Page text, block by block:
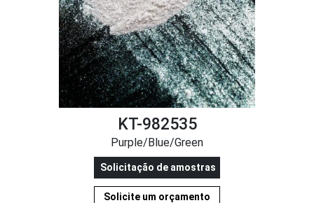
KT-982535
Purple/Blue/Green
Solicitação de amostras
Solicite um orçamento